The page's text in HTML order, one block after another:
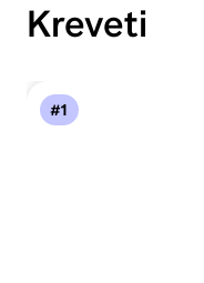
Kreveti
#1